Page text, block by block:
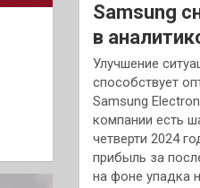
Samsung
в
Улучшение
способствует
Samsung
компании есть
четверти 2024
прибыль за
на фоне упадка